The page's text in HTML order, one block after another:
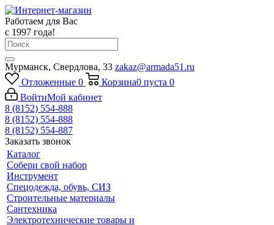
Работаем для Вас
с 1997 года!
Мурманск, Свердлова, 33 zakaz@armada51.ru
Отложенные 0 Корзина0 пуста 0
ВойтиМой кабинет
8 (8152) 554-888
8 (8152) 554-888
8 (8152) 554-887
Заказать звонок
Каталог
Собери свой набор
Инструмент
Спецодежда, обувь, СИЗ
Строительные материалы
Сантехника
Электротехнические товары и